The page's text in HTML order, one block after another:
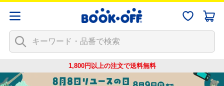
1,800円以上の注文で送料無料